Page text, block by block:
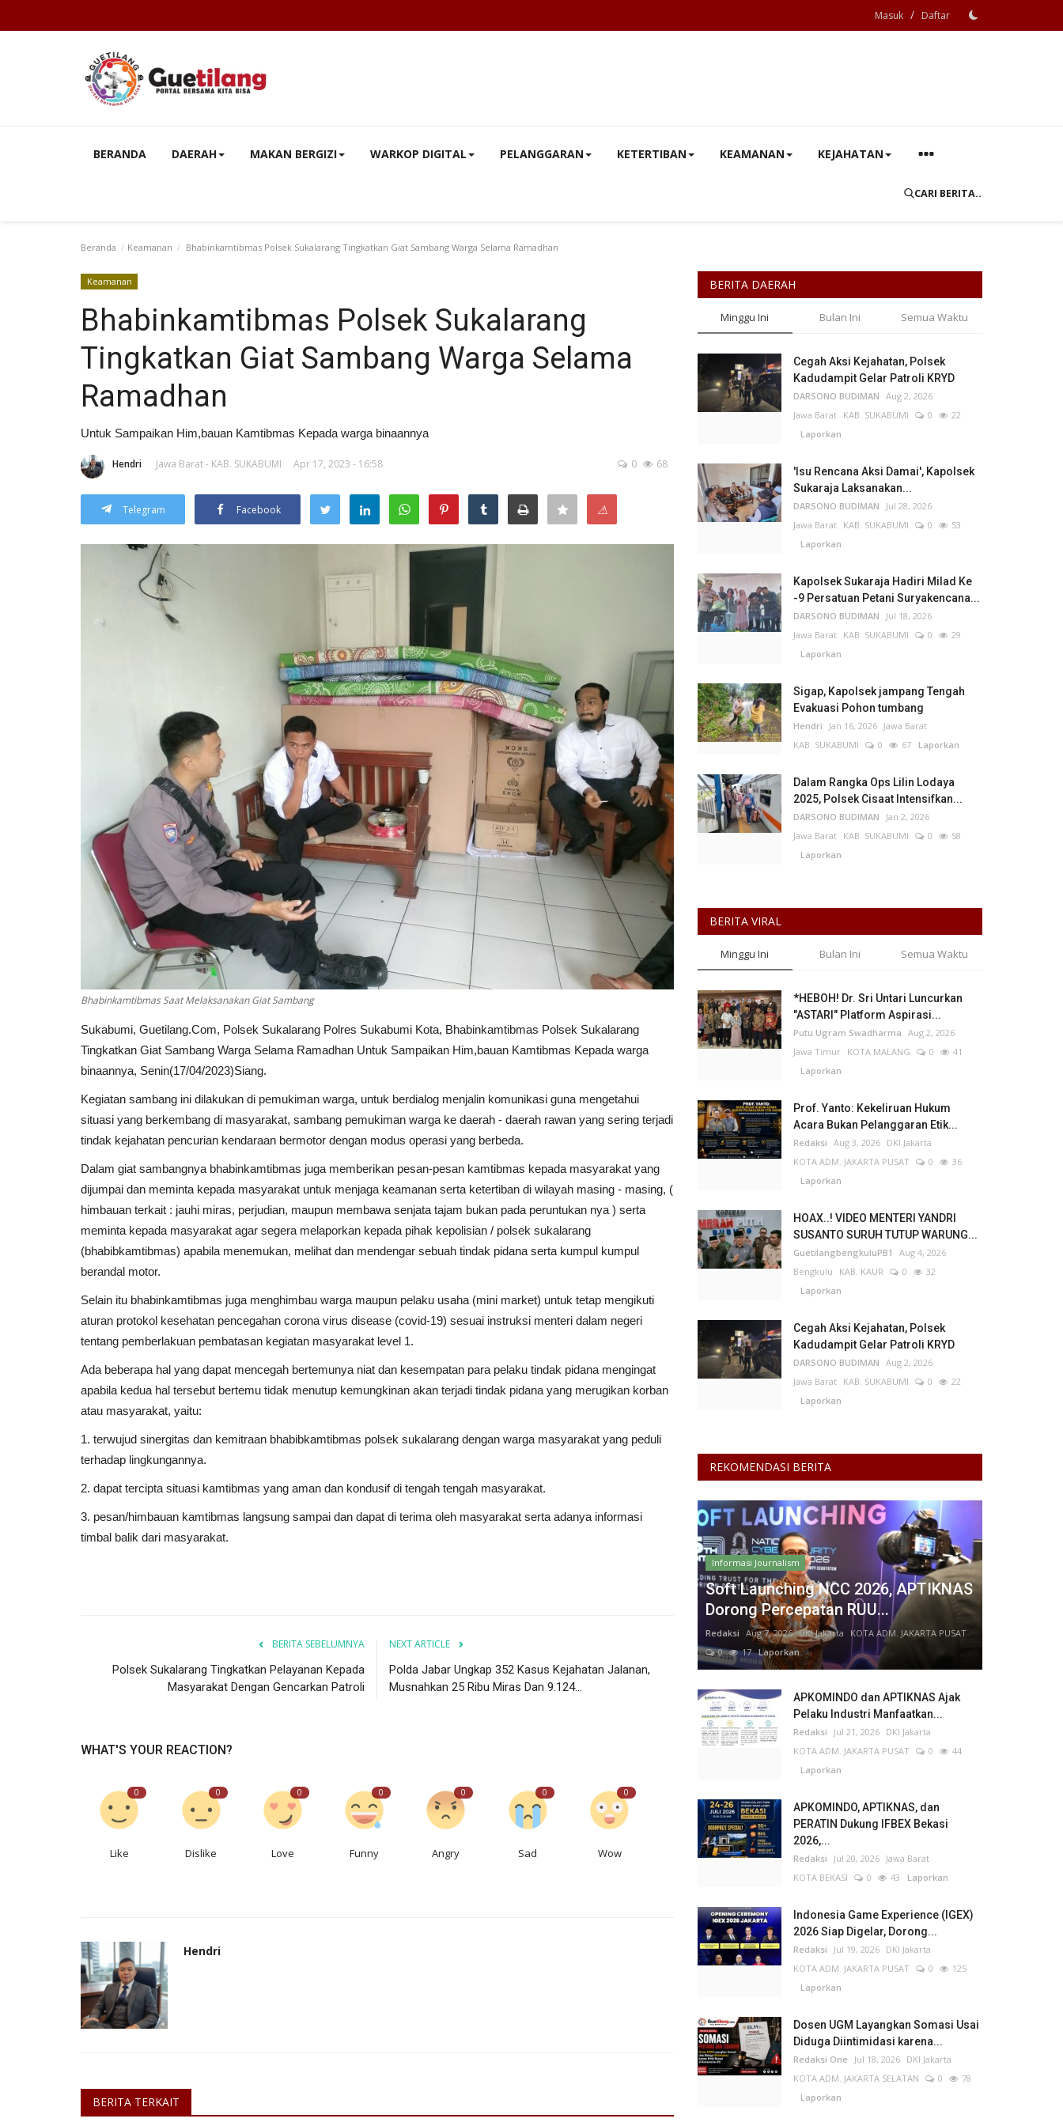
Masuk / Daftar
BERANDA DAERAH MAKAN BERGIZI WARKOP DIGITAL PELANGGARAN KETERTIBAN KEAMANAN KEJAHATAN
CARI BERITA..
Beranda Keamanan Bhabinkamtibmas Polsek Sukalarang Tingkatkan Giat Sambang Warga Selama Ramadhan
Keamanan
Bhabinkamtibmas Polsek Sukalarang
Tingkatkan Giat Sambang Warga Selama
Ramadhan
Untuk Sampaikan Him,bauan Kamtibmas Kepada warga binaannya
Hendri Jawa Barat - KAB. SUKABUMI Apr 17, 2023 - 16:58 0 68
Telegram Facebook ⚠
Bhabinkamtibmas Saat Melaksanakan Giat Sambang
Sukabumi, Guetilang.Com, Polsek Sukalarang Polres Sukabumi Kota, Bhabinkamtibmas Polsek Sukalarang
Tingkatkan Giat Sambang Warga Selama Ramadhan Untuk Sampaikan Him,bauan Kamtibmas Kepada warga
binaannya, Senin(17/04/2023)Siang.
Kegiatan sambang ini dilakukan di pemukiman warga, untuk berdialog menjalin komunikasi guna mengetahui
situasi yang berkembang di masyarakat, sambang pemukiman warga ke daerah - daerah rawan yang sering terjadi
tindak kejahatan pencurian kendaraan bermotor dengan modus operasi yang berbeda.
Dalam giat sambangnya bhabinkamtibmas juga memberikan pesan-pesan kamtibmas kepada masyarakat yang
dijumpai dan meminta kepada masyarakat untuk menjaga keamanan serta ketertiban di wilayah masing - masing, (
himbauan terkait : jauhi miras, perjudian, maupun membawa senjata tajam bukan pada peruntukan nya ) serta
meminta kepada masyarakat agar segera melaporkan kepada pihak kepolisian / polsek sukalarang
(bhabibkamtibmas) apabila menemukan, melihat dan mendengar sebuah tindak pidana serta kumpul kumpul
berandal motor.
Selain itu bhabinkamtibmas juga menghimbau warga maupun pelaku usaha (mini market) untuk tetap mengikuti
aturan protokol kesehatan pencegahan corona virus disease (covid-19) sesuai instruksi menteri dalam negeri
tentang pemberlakuan pembatasan kegiatan masyarakat level 1.
Ada beberapa hal yang dapat mencegah bertemunya niat dan kesempatan para pelaku tindak pidana mengingat
apabila kedua hal tersebut bertemu tidak menutup kemungkinan akan terjadi tindak pidana yang merugikan korban
atau masyarakat, yaitu:
1. terwujud sinergitas dan kemitraan bhabibkamtibmas polsek sukalarang dengan warga masyarakat yang peduli
terhadap lingkungannya.
2. dapat tercipta situasi kamtibmas yang aman dan kondusif di tengah tengah masyarakat.
3. pesan/himbauan kamtibmas langsung sampai dan dapat di terima oleh masyarakat serta adanya informasi
timbal balik dari masyarakat.
BERITA SEBELUMNYA
Polsek Sukalarang Tingkatkan Pelayanan Kepada
Masyarakat Dengan Gencarkan Patroli
NEXT ARTICLE
Polda Jabar Ungkap 352 Kasus Kejahatan Jalanan,
Musnahkan 25 Ribu Miras Dan 9.124...
WHAT'S YOUR REACTION?
0
Like
0
Dislike
0
Love
0
Funny
0
Angry
0
Sad
0
Wow
Hendri
BERITA TERKAIT
BERITA DAERAH
Minggu Ini Bulan Ini Semua Waktu
Cegah Aksi Kejahatan, Polsek
Kadudampit Gelar Patroli KRYD
DARSONO BUDIMAN Aug 2, 2026
Jawa Barat KAB. SUKABUMI 0
22
Laporkan
'Isu Rencana Aksi Damai', Kapolsek
Sukaraja Laksanakan...
DARSONO BUDIMAN
Jul 28, 2026
Jawa Barat KAB. SUKABUMI 0
53
Laporkan
Kapolsek Sukaraja Hadiri Milad Ke
-9 Persatuan Petani Suryakencana...
DARSONO BUDIMAN
Jul 18, 2026
Jawa Barat KAB. SUKABUMI 0
29
Laporkan
Sigap, Kapolsek jampang Tengah
Evakuasi Pohon tumbang
Hendri Jan 16, 2026 Jawa Barat
KAB. SUKABUMI
0 67 Laporkan
Dalam Rangka Ops Lilin Lodaya
2025, Polsek Cisaat Intensifkan...
DARSONO BUDIMAN
Jan 2, 2026
Jawa Barat KAB. SUKABUMI 0
58
Laporkan
BERITA VIRAL
Minggu Ini Bulan Ini Semua Waktu
*HEBOH! Dr. Sri Untari Luncurkan
"ASTARI" Platform Aspirasi...
Putu Ugram Swadharma Aug 2, 2026
Jawa Timur KOTA MALANG 0
41
Laporkan
Prof. Yanto: Kekeliruan Hukum
Acara Bukan Pelanggaran Etik...
Redaksi Aug 3, 2026 DKI Jakarta
KOTA ADM. JAKARTA PUSAT
0
36
Laporkan
HOAX..! VIDEO MENTERI YANDRI
SUSANTO SURUH TUTUP WARUNG...
GuetilangbengkuluPB1
Aug 4, 2026
Bengkulu
KAB. KAUR 0
32
Laporkan
Cegah Aksi Kejahatan, Polsek
Kadudampit Gelar Patroli KRYD
DARSONO BUDIMAN Aug 2, 2026
Jawa Barat KAB. SUKABUMI 0
22
Laporkan
REKOMENDASI BERITA
Informasi Journalism
Soft Launching NCC 2026, APTIKNAS
Dorong Percepatan RUU...
Redaksi Aug 7, 2026 DKI Jakarta
KOTA ADM. JAKARTA PUSAT
0
17Laporkan
APKOMINDO dan APTIKNAS Ajak
Pelaku Industri Manfaatkan...
Redaksi Jul 21, 2026 DKI Jakarta
KOTA ADM. JAKARTA PUSAT
0
44
Laporkan
APKOMINDO, APTIKNAS, dan
PERATIN Dukung IFBEX Bekasi
2026,...
Redaksi Jul 20, 2026 Jawa Barat
KOTA BEKASI
0 43 Laporkan
Indonesia Game Experience (IGEX)
2026 Siap Digelar, Dorong...
Redaksi Jul 19, 2026 DKI Jakarta
KOTA ADM. JAKARTA PUSAT
0
125
Laporkan
Dosen UGM Layangkan Somasi Usai
Diduga Diintimidasi karena...
Redaksi One Jul 18, 2026 DKI Jakarta
KOTA ADM. JAKARTA SELATAN
0
78
Laporkan